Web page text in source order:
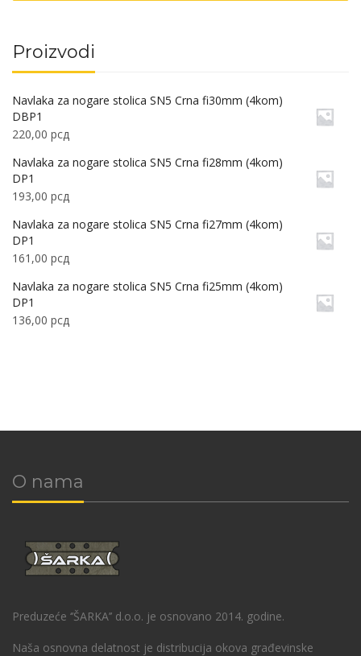
Proizvodi
Navlaka za nogare stolica SN5 Crna fi30mm (4kom)
DBP1
220,00 рсд
Navlaka za nogare stolica SN5 Crna fi28mm (4kom)
DP1
193,00 рсд
Navlaka za nogare stolica SN5 Crna fi27mm (4kom)
DP1
161,00 рсд
Navlaka za nogare stolica SN5 Crna fi25mm (4kom)
DP1
136,00 рсд
O nama
Preduzeće ‘’ŠARKA’’ d.o.o. je osnovano 2014. godine.
Naša osnovna delatnost je distribucija okova građevinske